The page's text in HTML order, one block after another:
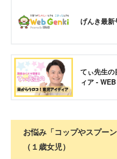
げんき最
てぃ先生
ィア -
お悩み「コップやスプー
（１歳女児）